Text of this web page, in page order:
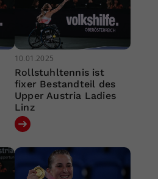
10.01.2025
Rollstuhltennis ist
fixer Bestandteil des
Upper Austria Ladies
Linz